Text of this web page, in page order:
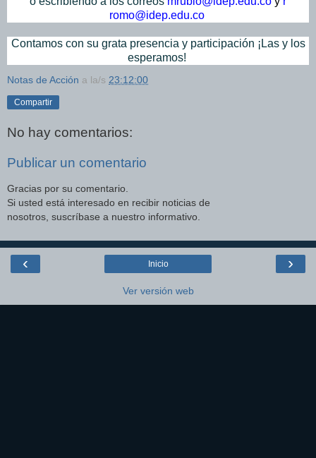
romo@idep.edu.co
Contamos con su grata presencia y participación ¡Las y los
esperamos!
Notas de Acción a la/s 23:12:00
Compartir
No hay comentarios:
Publicar un comentario
Gracias por su comentario.
Si usted está interesado en recibir noticias de
nosotros, suscríbase a nuestro informativo.
‹ ›
Inicio
Ver versión web